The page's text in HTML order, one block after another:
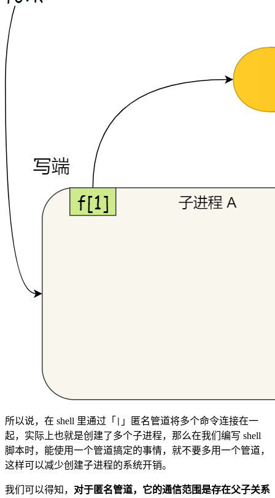
所以说，在 shell 里通过「
」匿名管道将多个命令连接在一
起，实际上也就是创建了多个子进程，那么在我们编写 shell
脚本时，能使用一个管道搞定的事情，就不要多用一个管道，
这样可以减少创建子进程的系统开销。
我们可以得知， 对于匿名管道，它的通信范围是存在父子关系